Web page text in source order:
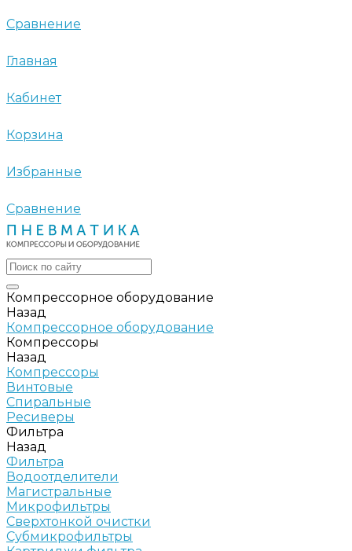
Сравнение
Главная
Кабинет
Корзина
Избранные
Сравнение
Компрессорное оборудование
Назад
Компрессорное оборудование
Компрессоры
Назад
Компрессоры
Винтовые
Спиральные
Ресиверы
Фильтра
Назад
Фильтра
Водоотделители
Магистральные
Микрофильтры
Сверхтонкой очистки
Субмикрофильтры